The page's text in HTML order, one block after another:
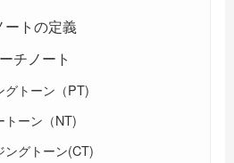
ートの定義
チノート
グトーン（PT)
トーン（NT)
ングトーン(CT)